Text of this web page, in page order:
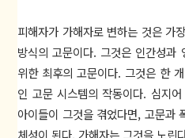
피해자가 가해자로 변하는 것은 가
방식의 고문이다. 그것은 인간성과
위한 최후의 고문이다. 그것은 한
인 고문 시스템의 작동이다. 심지
아이들이 그것을 겪었다면, 고문과